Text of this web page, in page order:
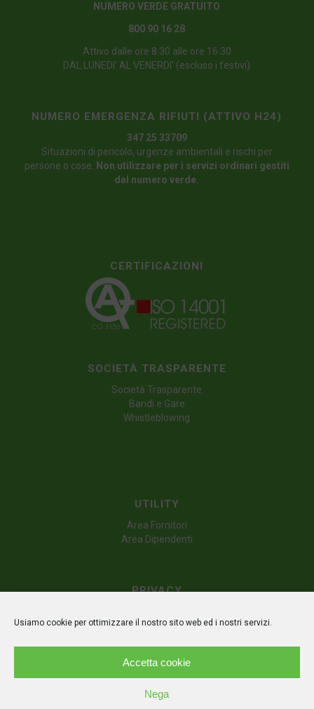
Usiamo cookie per ottimizzare il nostro sito web ed i nostri servizi.
Accetta cookie
Nega
NUMERO VERDE GRATUITO
800 90 16 28
Attivo dalle ore 8:30 alle ore 16:30
DAL LUNEDI’ AL VENERDI’ (escluso i festivi)
NUMERO EMERGENZA RIFIUTI (ATTIVO H24)
347 25 33709
Situazioni di pericolo, urgenze ambientali e rischi per
persone o cose.
Non utilizzare per i servizi ordinari gestiti
dal numero verde.
CERTIFICAZIONI
SOCIETÀ TRASPARENTE
Società Trasparente
Bandi e Gare
Whistleblowing
UTILITY
Area Fornitori
Area Dipendenti
PRIVACY
Politica dei cookie (UE)